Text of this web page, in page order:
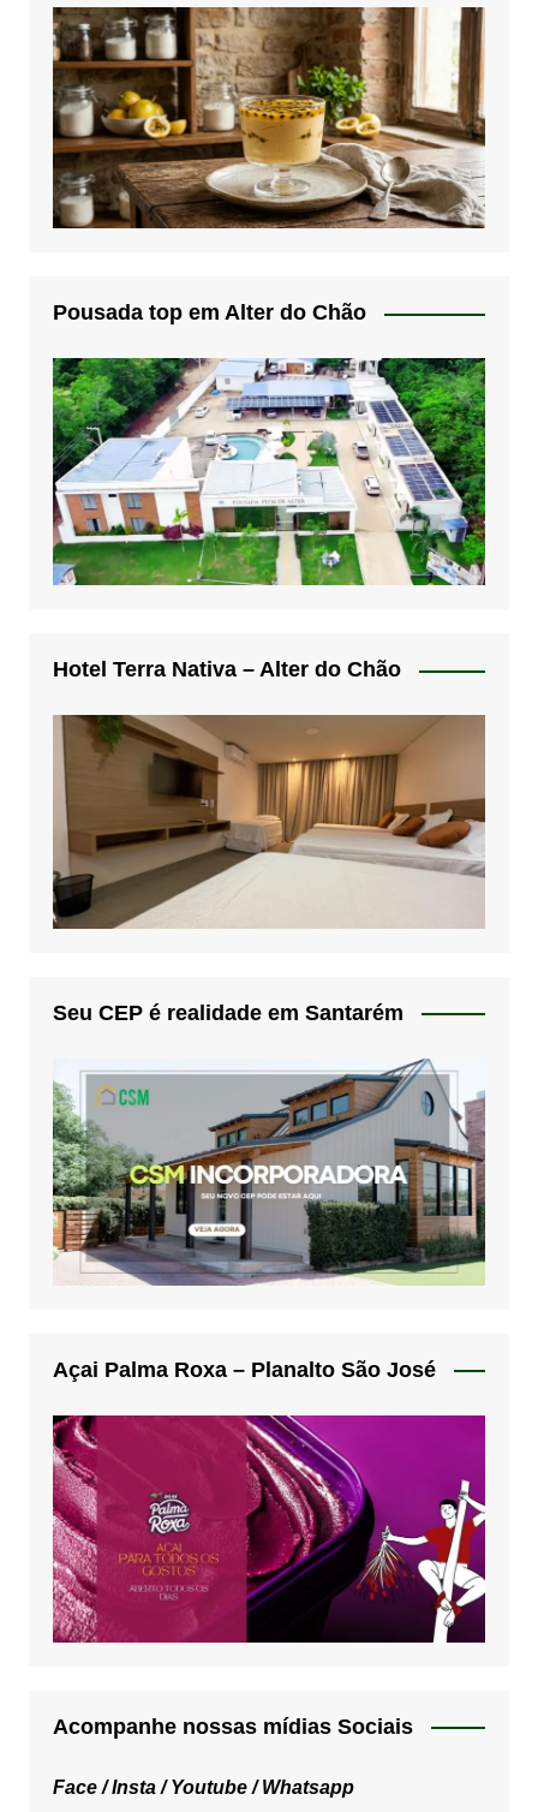
Pousada top em Alter do Chão
Hotel Terra Nativa – Alter do Chão
Seu CEP é realidade em Santarém
Açai Palma Roxa – Planalto São José
Acompanhe nossas mídias Sociais
Face /Insta /Youtube /Whatsapp